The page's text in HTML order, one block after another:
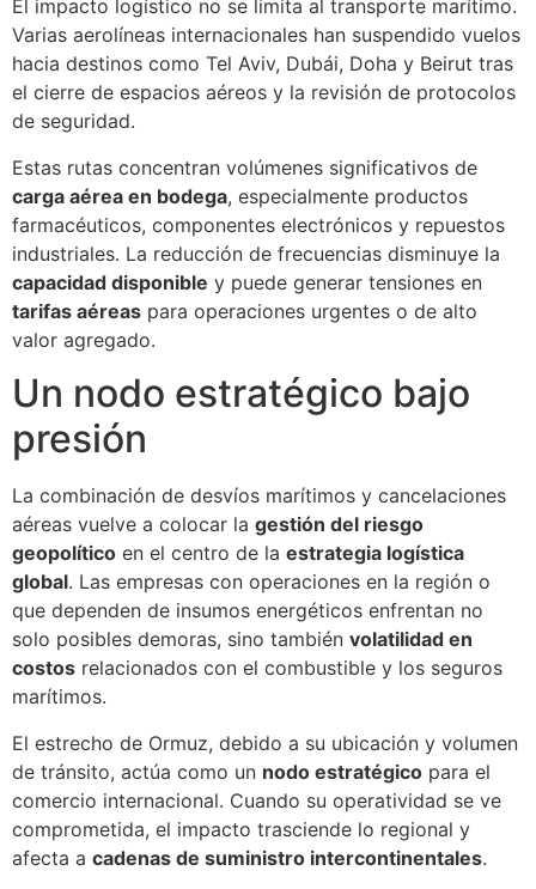
El impacto logístico no se limita al transporte marítimo.
Varias aerolíneas internacionales han suspendido vuelos
hacia destinos como Tel Aviv, Dubái, Doha y Beirut tras
el cierre de espacios aéreos y la revisión de protocolos
de seguridad.
Estas rutas concentran volúmenes significativos de
carga aérea en bodega, especialmente productos
farmacéuticos, componentes electrónicos y repuestos
industriales. La reducción de frecuencias disminuye la
capacidad disponible y puede generar tensiones en
tarifas aéreas para operaciones urgentes o de alto
valor agregado.
Un nodo estratégico bajo
presión
La combinación de desvíos marítimos y cancelaciones
aéreas vuelve a colocar la gestión del riesgo
geopolítico en el centro de la estrategia logística
global. Las empresas con operaciones en la región o
que dependen de insumos energéticos enfrentan no
solo posibles demoras, sino también volatilidad en
costos relacionados con el combustible y los seguros
marítimos.
El estrecho de Ormuz, debido a su ubicación y volumen
de tránsito, actúa como un nodo estratégico para el
comercio internacional. Cuando su operatividad se ve
comprometida, el impacto trasciende lo regional y
afecta a cadenas de suministro intercontinentales.